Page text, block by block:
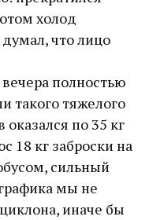
холод
что лицо
полностью
тяжелого
оказался по 35 кг
18 кг заброски на
сильный
мы не
иначе бы